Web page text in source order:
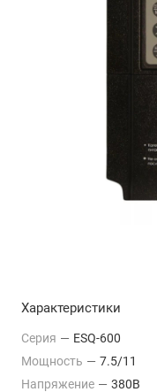
Характеристики
Серия — ESQ-600
Мощность — 7.5/11
Напряжение — 380В